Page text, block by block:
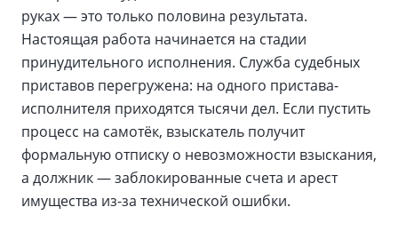
руках — это только половина результата.
Настоящая работа начинается на стадии
принудительного исполнения. Служба судебных
приставов перегружена: на одного пристава-
исполнителя приходятся тысячи дел. Если пустить
процесс на самотёк, взыскатель получит
формальную отписку о невозможности взыскания,
а должник — заблокированные счета и арест
имущества из-за технической ошибки.